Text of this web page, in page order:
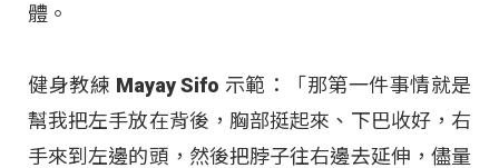
體。
健身教練 Mayay Sifo 示範：「那第一件事情就是
幫我把左手放在背後，胸部挺起來、下巴收好，右
手來到左邊的頭，然後把脖子往右邊去延伸，儘量